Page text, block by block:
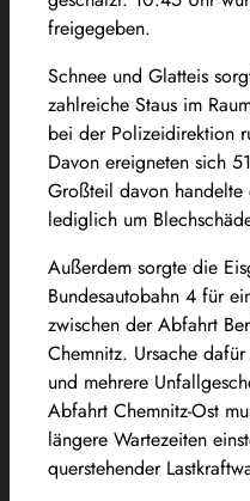
freigegeben.
Schnee und Glatteis
zahlreiche Staus im
bei der Polizeidirektion
Davon ereigneten sich
Großteil davon
lediglich um
Außerdem sorgte die
Bundesautobahn 4 für
zwischen der Abfahrt
Chemnitz. Ursache
und mehrere
Abfahrt Chemnitz-Ost
längere Wartezeiten
querstehender